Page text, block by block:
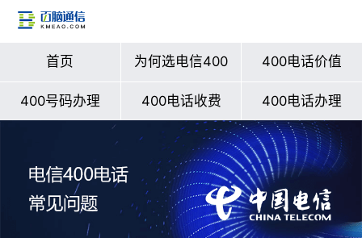
首页 为何选电信400 400电话价值
400号码办理 400电话收费 400电话办理